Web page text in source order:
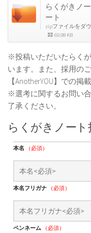
らくがきノ
ート
zipファイルをダ
69.98 KB
※投稿いただいたらく
います。また、採用の
【AnotherYOU】での掲
※選考に関するお問い
了承ください。
らくがきノー
本名 （必須）
本名フリガナ （必須）
ペンネーム （必須）